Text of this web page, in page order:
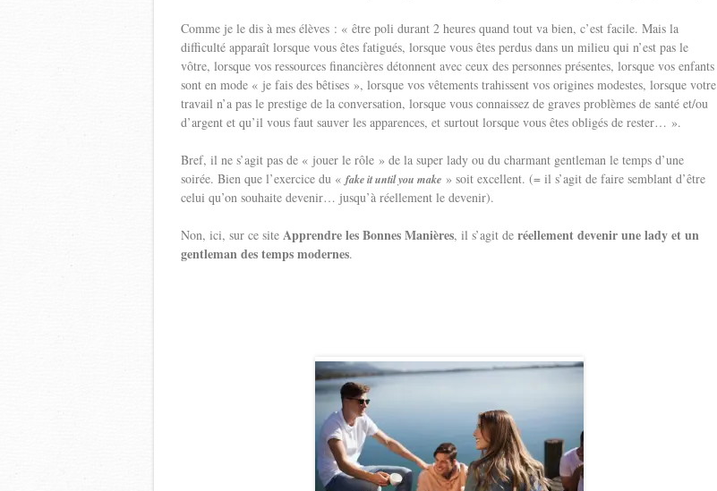
Comme je le dis à mes élèves : « être poli durant 2 heures quand tout va bien, c’est facile. Mais la
difficulté apparaît lorsque vous êtes fatigués, lorsque vous êtes perdus dans un milieu qui n’est pas le
vôtre, lorsque vos ressources financières détonnent avec ceux des personnes présentes, lorsque vos enfants
sont en mode « je fais des bêtises », lorsque vos vêtements trahissent vos origines modestes, lorsque votre
travail n’a pas le prestige de la conversation, lorsque vous connaissez de graves problèmes de santé et/ou
d’argent et qu’il vous faut sauver les apparences, et surtout lorsque vous êtes obligés de rester… ».
Bref, il ne s’agit pas de « jouer le rôle » de la super lady ou du charmant gentleman le temps d’une
soirée. Bien que l’exercice du « fake it until you make » soit excellent. (= il s’agit de faire semblant d’être
celui qu’on souhaite devenir… jusqu’à réellement le devenir).
Non, ici, sur ce site Apprendre les Bonnes Manières, il s’agit de réellement devenir une lady et un
gentleman des temps modernes.